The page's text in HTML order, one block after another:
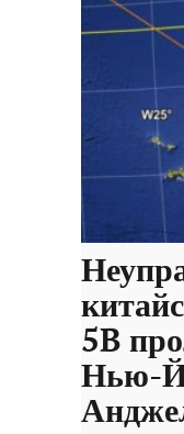
5B
Нью-